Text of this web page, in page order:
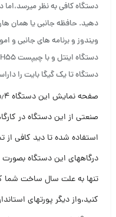
دستگاه کافی به نظر میرسد،اما
ویندوز و برنامه های جانبی و
دستگاه تا یک گیگا بایت را
صنعتی از این دستگاه در
استفاده شده تا دید کافی از
درگاههای این دستگاه بصورت
کنید،واز دیگر پورتهای